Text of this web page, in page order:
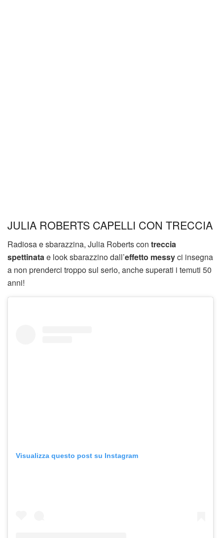
JULIA ROBERTS CAPELLI CON TRECCIA
Radiosa e sbarazzina, Julia Roberts con treccia
spettinatae look sbarazzino dall’effetto messyci insegna
a non prenderci troppo sul serio, anche superati i temuti 50
anni!
Visualizza questo post su Instagram